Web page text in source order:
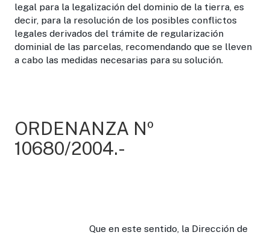
legal para la legalización del dominio de la tierra, es
decir, para la resolución de los posibles conflictos
legales derivados del trámite de regularización
dominial de las parcelas, recomendando que se lleven
a cabo las medidas necesarias para su solución.
ORDENANZA Nº
10680/2004.-
Que en este sentido, la Dirección de